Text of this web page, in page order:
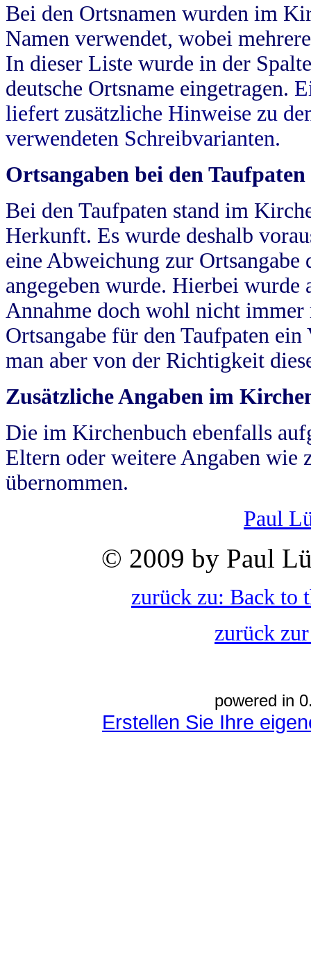
Bei den Ortsnamen wurden im
Namen verwendet, wobei
In dieser Liste wurde in der
deutsche Ortsname eingetragen.
liefert zusätzliche Hinweise zu
verwendeten Schreibvarianten.
Ortsangaben bei den Taufpaten
Bei den Taufpaten stand im
Herkunft. Es wurde deshalb
eine Abweichung zur
angegeben wurde. Hierbei wurde
Annahme doch wohl nicht
Ortsangabe für den Taufpaten
man aber von der Richtigkeit
Zusätzliche Angaben im
Die im Kirchenbuch ebenfalls
Eltern oder weitere Angaben wie
übernommen.
Paul
© 2009 by Paul
zurück zu: Back to
zurück
powered in
Erstellen Sie Ihre